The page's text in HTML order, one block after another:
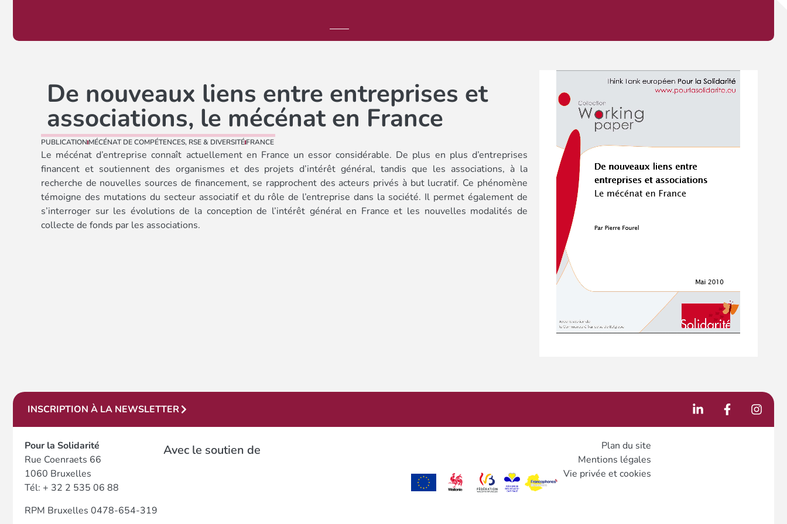
De nouveaux liens entre entreprises et
associations, le mécénat en France
PUBLICATION MÉCÉNAT DE COMPÉTENCES, RSE & DIVERSITÉFRANCE
Le mécénat d’entreprise connaît actuellement en France un essor considérable. De plus en plus d’entreprises
financent et soutiennent des organismes et des projets d’intérêt général, tandis que les associations, à la
recherche de nouvelles sources de financement, se rapprochent des acteurs privés à but lucratif. Ce phénomène
témoigne des mutations du secteur associatif et du rôle de l’entreprise dans la société. Il permet également de
s’interroger sur les évolutions de la conception de l’intérêt général en France et les nouvelles modalités de
collecte de fonds par les associations.
INSCRIPTION À LA NEWSLETTER
Pour la Solidarité
Rue Coenraets 66
1060 Bruxelles
Tél: + 32 2 535 06 88
RPM Bruxelles 0478-654-319
Avec le soutien de
Plan du site
Mentions légales
Vie privée et cookies